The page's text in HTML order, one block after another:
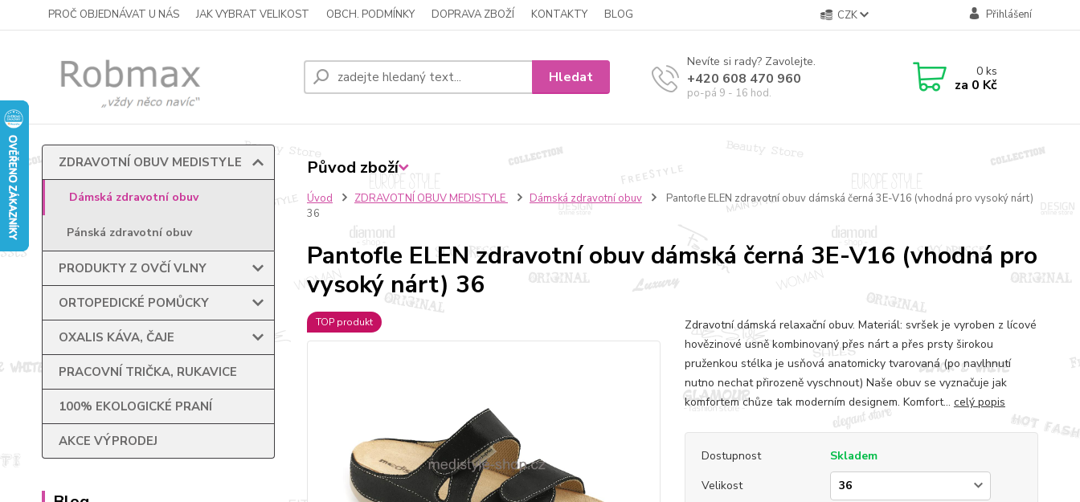
PROČ OBJEDNÁVAT U NÁS JAK VYBRAT VELIKOST OBCH. PODMÍNKY DOPRAVA ZBOŽÍ KONTAKTY BLOG CZK Přihlášení
Hledat
Nevíte si rady? Zavolejte.
+420 608 470 960
po-pá 9 - 16 hod.
0ks
za 0 Kč
ZDRAVOTNÍ OBUV MEDISTYLE
Dámská zdravotní obuv
Pánská zdravotní obuv
PRODUKTY Z OVČÍ VLNY
ORTOPEDICKÉ POMŮCKY
OXALIS KÁVA, ČAJE
PRACOVNÍ TRIČKA, RUKAVICE
100% EKOLOGICKÉ PRANÍ
AKCE VÝPRODEJ
Úvod ZDRAVOTNÍ OBUV MEDISTYLE Dámská zdravotní obuv
Pantofle ELEN zdravotní obuv dámská černá 3E-V16 (vhodná pro vysoký nárt)
36
Pantofle ELEN zdravotní obuv dámská černá 3E-V16 (vhodná pro
vysoký nárt) 36
TOP produkt
Zdravotní dámská relaxační obuv. Materiál: svršek je vyroben z lícové
hovězinové usně kombinovaný přes nárt a přes prsty širokou
pruženkou stélka je usňová anatomicky tvarovaná (po navlhnutí
nutno nechat přirozeně vyschnout) Naše obuv se vyznačuje jak
komfortem chůze tak moderním designem. Komfort... celý popis
Dostupnost
Skladem
Velikost
Původ zboží